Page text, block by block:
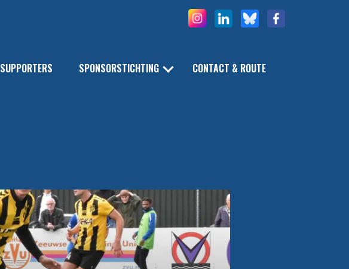
SUPPORTERS SPONSORSTICHTING CONTACT & ROUTE